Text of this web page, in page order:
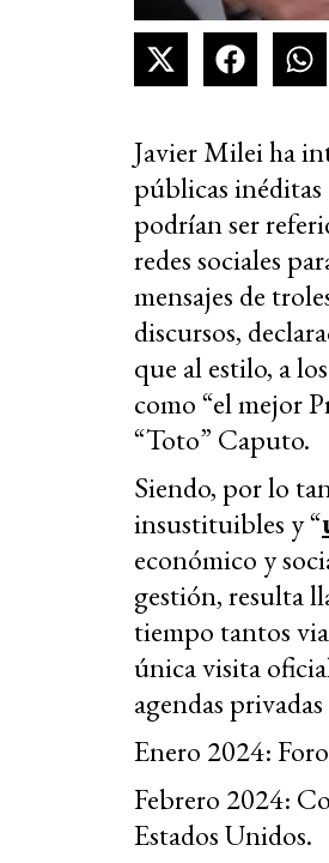
Javier Milei ha
públicas
podrían ser
redes sociales
mensajes de
discursos,
que al estilo, a
como “el mejor
“Toto” Caputo.
Siendo, por lo
insustituibles y “
económico y
gestión, resulta
tiempo tantos
única visita
agendas
Enero 2024:
Febrero 2024:
Estados Unidos.